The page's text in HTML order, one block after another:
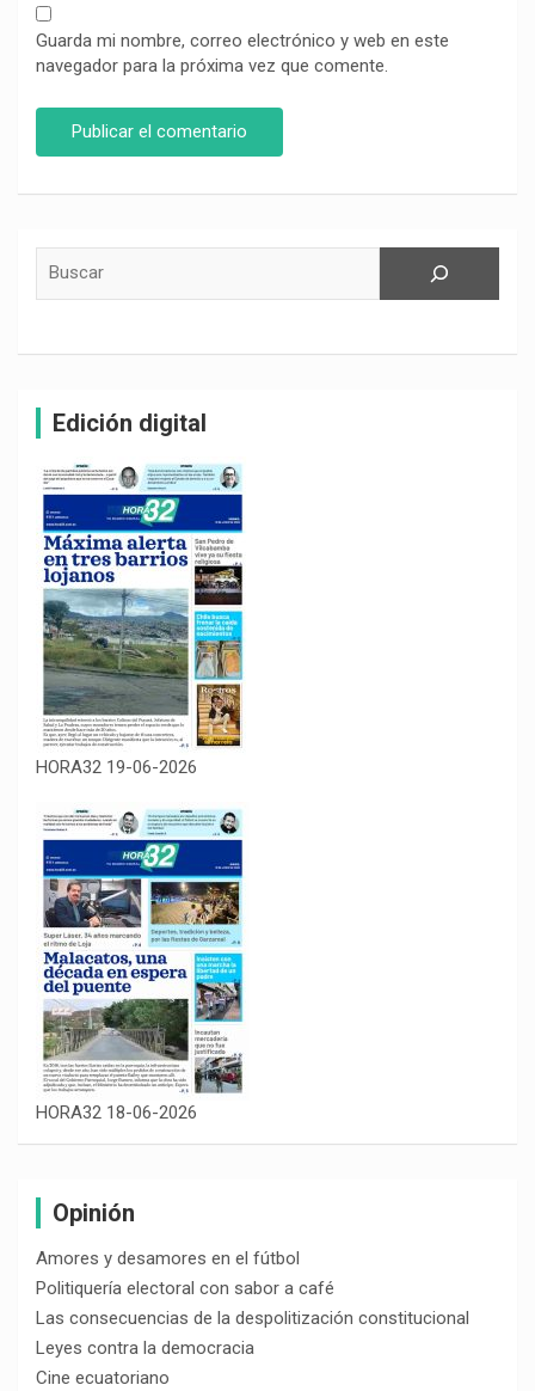
Guarda mi nombre, correo electrónico y web en este
navegador para la próxima vez que comente.
Edición digital
HORA32 19-06-2026
HORA32 18-06-2026
Opinión
Amores y desamores en el fútbol
Politiquería electoral con sabor a café
Las consecuencias de la despolitización constitucional
Leyes contra la democracia
Cine ecuatoriano